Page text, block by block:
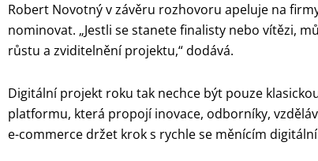
Robert Novotný v závěru rozhovoru apeluje na
nominovat. „Jestli se stanete finalisty nebo vítězi,
růstu a zviditelnění projektu,“ dodává.
Digitální projekt roku tak nechce být pouze
platformu, která propojí inovace, odborníky,
e-commerce držet krok s rychle se měnícím